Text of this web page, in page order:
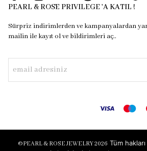
PEARL & ROSE PRIVILEGE 'A KATIL !
Sürpriz indirimlerden ve kampanyalardan
mailin ile kayıt ol ve bildirimleri aç..
©PEARL & ROSE JEWELRY 2026 Tüm